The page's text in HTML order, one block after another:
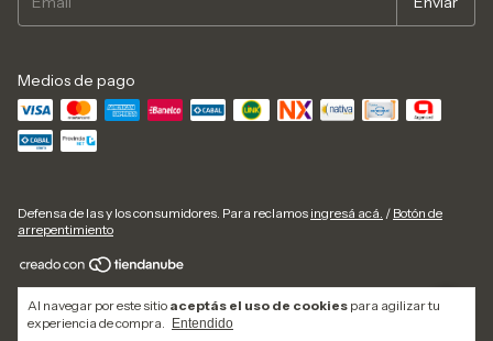
Al navegar por este sitio aceptás el uso de cookies para agilizar tu
experiencia de compra.
Entendido
Medios de pago
Defensa de las y los consumidores. Para reclamos ingresá acá. / Botón de
arrepentimiento
Copyright NET Colchones y muebles - 30712055452 - 2026. Todos los
derechos reservados.